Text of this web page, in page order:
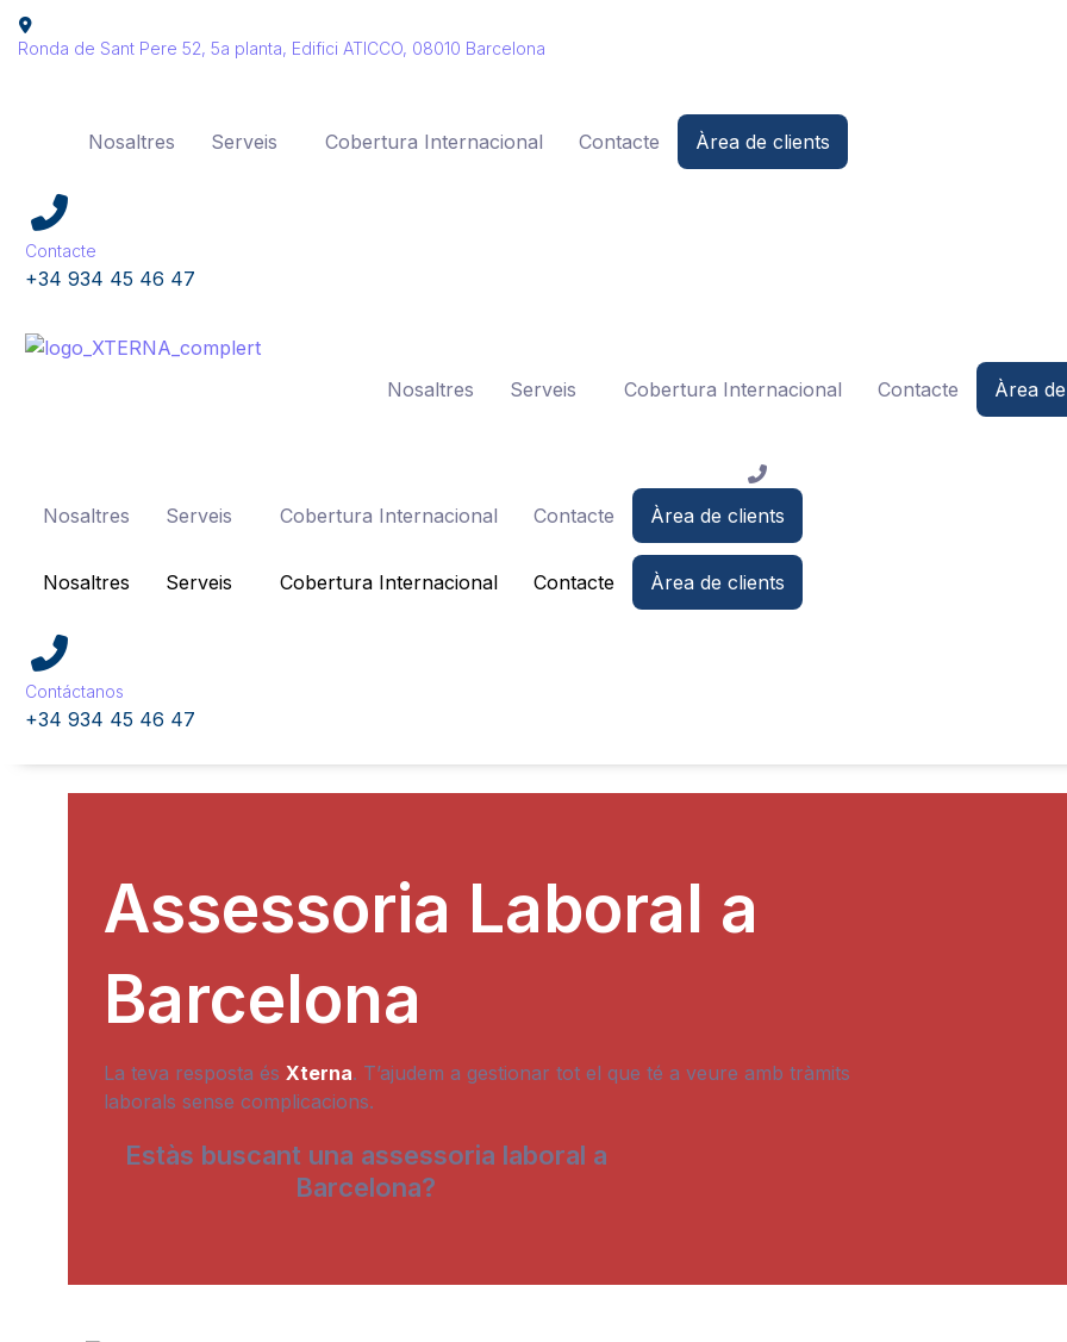
Ronda de Sant Pere 52, 5a planta, Edifici ATICCO, 08010 Barcelona
Nosaltres Serveis Cobertura Internacional Contacte Àrea de clients
Contacte
+34 934 45 46 47
Nosaltres Serveis Cobertura Internacional Contacte Àrea
Nosaltres Serveis Cobertura Internacional Contacte Àrea de clients
Nosaltres Serveis Cobertura Internacional Contacte Àrea de clients
Contáctanos
+34 934 45 46 47
Assessoria Laboral a
Barcelona
La teva resposta és Xterna. T’ajudem a gestionar tot el que té a veure amb tràmits
laborals sense complicacions.
Estàs buscant una assessoria laboral a
Barcelona?